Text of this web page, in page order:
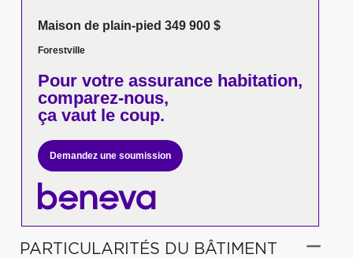
Maison de plain-pied 349 900 $
Forestville
Pour votreassurance habitation,
comparez-nous,
ça vaut le coup.
Demandez une soumission
PARTICULARITÉS DU BÂTIMENT